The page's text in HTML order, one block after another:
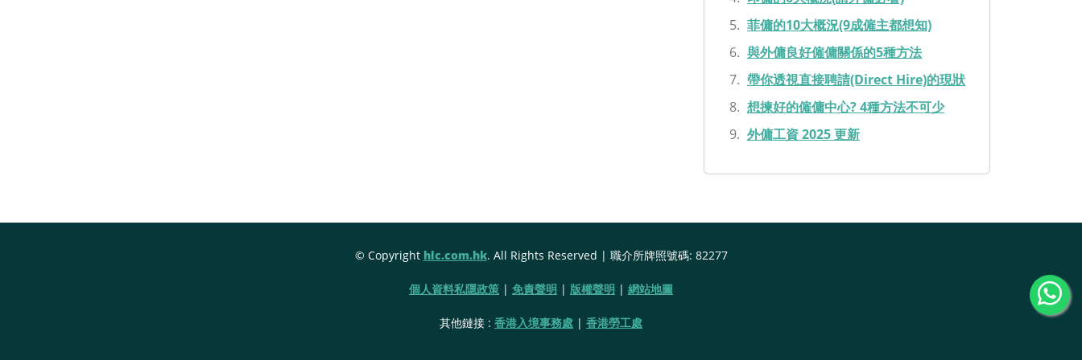
菲傭的10大概況(9成僱主都想知)
與外傭良好僱傭關係的5種方法
帶你透視直接聘請(Direct Hire)的現狀
想揀好的僱傭中心? 4種方法不可少
外傭工資 2025 更新
© Copyright hlc.com.hk. All Rights Reserved | 職介所牌照號碼: 82277
個人資料私隱政策 | 免責聲明 | 版權聲明 | 網站地圖
其他鏈接 : 香港入境事務處 | 香港勞工處